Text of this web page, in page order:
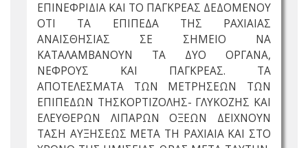
ΕΠΙΝΕΦΡΙΔΙΑ ΚΑΙ ΤΟ ΠΑΓΚΡΕΑΣ ΔΕΔΟΜΕΝΟΥ
ΟΤΙ ΤΑ ΕΠΙΠΕΔΑ ΤΗΣ ΡΑΧΙΑΙΑΣ
ΑΝΑΙΣΘΗΣΙΑΣ ΣΕ ΣΗΜΕΙΟ ΝΑ
ΚΑΤΑΛΑΜΒΑΝΟΥΝ ΤΑ ΔΥΟ ΟΡΓΑΝΑ,
ΝΕΦΡΟΥΣ ΚΑΙ ΠΑΓΚΡΕΑΣ. ΤΑ
ΑΠΟΤΕΛΕΣΜΑΤΑ ΤΩΝ ΜΕΤΡΗΣΕΩΝ ΤΩΝ
ΕΠΙΠΕΔΩΝ ΤΗΣΚΟΡΤΙΖΟΛΗΣ- ΓΛΥΚΟΖΗΣ ΚΑΙ
ΕΛΕΥΘΕΡΩΝ ΛΙΠΑΡΩΝ ΟΞΕΩΝ ΔΕΙΧΝΟΥΝ
ΤΑΣΗ ΑΥΞΗΣΕΩΣ ΜΕΤΑ ΤΗ ΡΑΧΙΑΙΑ ΚΑΙ ΣΤΟ